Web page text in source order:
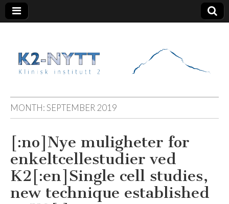
K2 Nytt
MONTH:SEPTEMBER 2019
[:no]Nye muligheter for
enkeltcellestudier ved
K2[:en]Single cell studies,
new technique established